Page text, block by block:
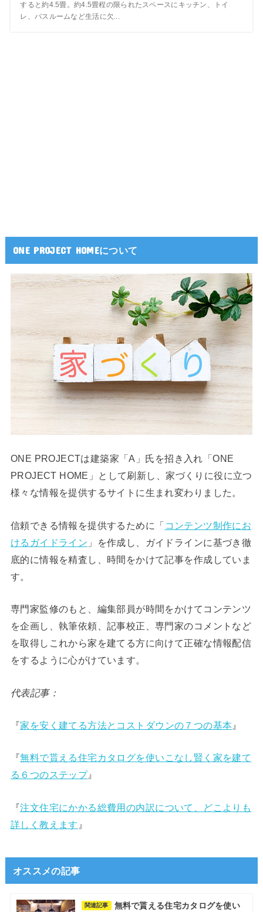
すると約4.5畳。約4.5畳程の限られたスペースにキッチン、トイ
レ、バスルームなど生活に欠...
ONE PROJECT HOMEについて
ONE PROJECTは建築家「A」氏を招き入れ「ONE
PROJECT HOME」として刷新し、家づくりに役に立つ
様々な情報を提供するサイトに生まれ変わりました。
信頼できる情報を提供するために「 コンテンツ制作にお
けるガイドライン 」を作成し、ガイドラインに基づき徹
底的に情報を精査し、時間をかけて記事を作成していま
す。
専門家監修のもと、編集部員が時間をかけてコンテンツ
を企画し、執筆依頼、記事校正、専門家のコメントなど
を取得しこれから家を建てる方に向けて正確な情報配信
をするように心がけています。
代表記事：
『家を安く建てる方法とコストダウンの７つの基本 』
『無料で貰える住宅カタログを使いこなし賢く家を建て
る６つのステップ』
『注文住宅にかかる総費用の内訳について、どこよりも
詳しく教えます 』
オススメの記事
関連記事 無料で貰える住宅カタログを使い